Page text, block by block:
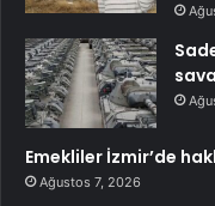
Emekliler İzmir’de
Ağustos 7, 2026